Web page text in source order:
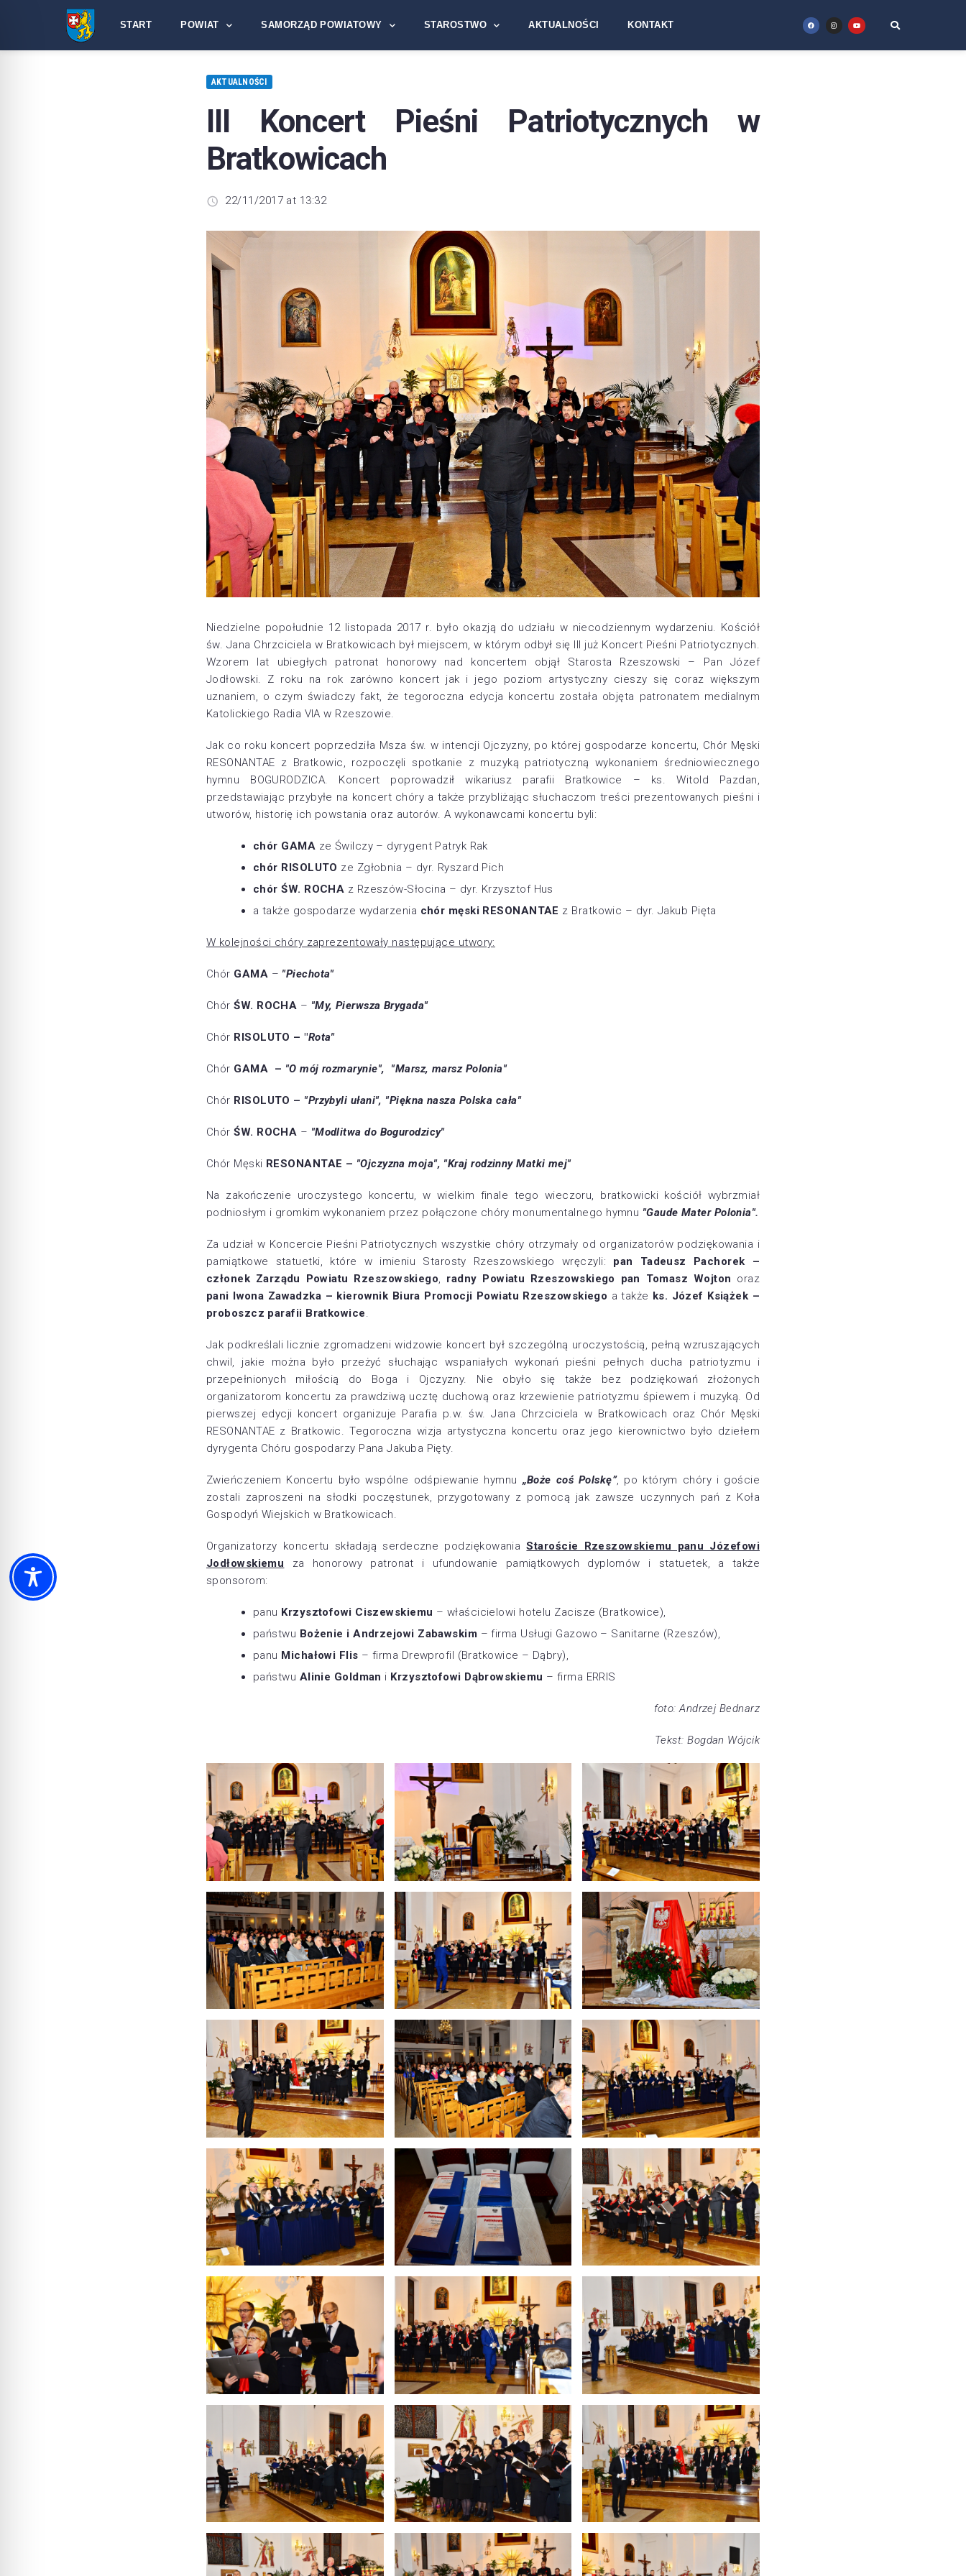
START POWIAT SAMORZĄD POWIATOWY STAROSTWO AKTUALNOŚCI KONTAKT
AKTUALNOŚCI
III Koncert Pieśni Patriotycznych w
Bratkowicach
22/11/2017 at 13:32
Niedzielne popołudnie 12 listopada 2017 r. było okazją do udziału w niecodziennym wydarzeniu. Kościół
św. Jana Chrzciciela w Bratkowicach był miejscem, w którym odbył się III już Koncert Pieśni Patriotycznych.
Wzorem lat ubiegłych patronat honorowy nad koncertem objął Starosta Rzeszowski – Pan Józef
Jodłowski. Z roku na rok zarówno koncert jak i jego poziom artystyczny cieszy się coraz większym
uznaniem, o czym świadczy fakt, że tegoroczna edycja koncertu została objęta patronatem medialnym
Katolickiego Radia VIA w Rzeszowie.
Jak co roku koncert poprzedziła Msza św. w intencji Ojczyzny, po której gospodarze koncertu, Chór Męski
RESONANTAE z Bratkowic, rozpoczęli spotkanie z muzyką patriotyczną wykonaniem średniowiecznego
hymnu BOGURODZICA. Koncert poprowadził wikariusz parafii Bratkowice – ks. Witold Pazdan,
przedstawiając przybyłe na koncert chóry a także przybliżając słuchaczom treści prezentowanych pieśni i
utworów, historię ich powstania oraz autorów. A wykonawcami koncertu byli:
chór GAMA ze Świlczy – dyrygent Patryk Rak
chór RISOLUTO ze Zgłobnia – dyr. Ryszard Pich
chór ŚW. ROCHA z Rzeszów-Słocina – dyr. Krzysztof Hus
a także gospodarze wydarzenia chór męski RESONANTAE z Bratkowic – dyr. Jakub Pięta
W kolejności chóry zaprezentowały następujące utwory:
Chór GAMA – "Piechota"
ChórŚW. ROCHA – "My, Pierwsza Brygada"
Chór RISOLUTO – "Rota"
Chór GAMA – "O mój rozmarynie", "Marsz, marsz Polonia"
Chór RISOLUTO – "Przybyli ułani", "Piękna nasza Polska cała"
Chór ŚW. ROCHA – "Modlitwa do Bogurodzicy"
Chór Męski RESONANTAE – "Ojczyzna moja", "Kraj rodzinny Matki mej"
Na zakończenie uroczystego koncertu, w wielkim finale tego wieczoru, bratkowicki kościół wybrzmiał
podniosłym i gromkim wykonaniem przez połączone chóry monumentalnego hymnu "Gaude Mater Polonia".
Za udział w Koncercie Pieśni Patriotycznych wszystkie chóry otrzymały od organizatorów podziękowania i
pamiątkowe statuetki, które w imieniu Starosty Rzeszowskiego wręczyli: pan Tadeusz Pachorek –
członek Zarządu Powiatu Rzeszowskiego, radny Powiatu Rzeszowskiego pan Tomasz Wojton oraz
pani Iwona Zawadzka – kierownik Biura Promocji Powiatu Rzeszowskiego a także ks. Józef Książek –
proboszcz parafii Bratkowice.
Jak podkreślali licznie zgromadzeni widzowie koncert był szczególną uroczystością, pełną wzruszających
chwil, jakie można było przeżyć słuchając wspaniałych wykonań pieśni pełnych ducha patriotyzmu i
przepełnionych miłością do Boga i Ojczyzny. Nie obyło się także bez podziękowań złożonych
organizatorom koncertu za prawdziwą ucztę duchową oraz krzewienie patriotyzmu śpiewem i muzyką. Od
pierwszej edycji koncert organizuje Parafia p.w. św. Jana Chrzciciela w Bratkowicach oraz Chór Męski
RESONANTAE z Bratkowic. Tegoroczna wizja artystyczna koncertu oraz jego kierownictwo było dziełem
dyrygenta Chóru gospodarzy Pana Jakuba Pięty.
Zwieńczeniem Koncertu było wspólne odśpiewanie hymnu „Boże coś Polskę”, po którym chóry i goście
zostali zaproszeni na słodki poczęstunek, przygotowany z pomocą jak zawsze uczynnych pań z Koła
Gospodyń Wiejskich w Bratkowicach.
Organizatorzy koncertu składają serdeczne podziękowaniaStaroście Rzeszowskiemu panu Józefowi
Jodłowskiemu za honorowy patronat i ufundowanie pamiątkowych dyplomów i statuetek, a także
sponsorom:
panu Krzysztofowi Ciszewskiemu – właścicielowi hotelu Zacisze (Bratkowice),
państwu Bożenie i Andrzejowi Zabawskim – firma Usługi Gazowo – Sanitarne (Rzeszów),
panu Michałowi Flis – firma Drewprofil (Bratkowice – Dąbry),
państwu Alinie Goldman i Krzysztofowi Dąbrowskiemu – firma ERRIS
foto: Andrzej Bednarz
Tekst: Bogdan Wójcik